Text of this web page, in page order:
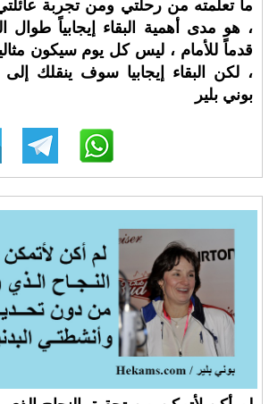
، هو مدى أهمية البقاء إيجابياً
قدماً للأمام ، ليس كل يوم سيكون
، لكن البقاء إيجابيا سوف ينقلك إلى
بوني بلير